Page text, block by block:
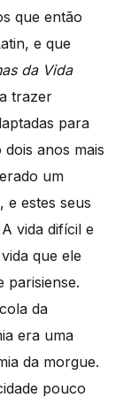
que então
e que
da Vida
trazer
para
anos mais
um
e estes seus
vida difícil e
que ele
parisiense.
da
era uma
da morgue.
pouco